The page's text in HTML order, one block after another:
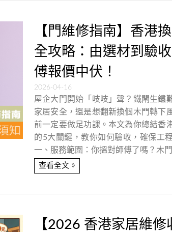
【門維修指南】香港
全攻略：由選材到驗
傅報價中伏！
2026-04-16
屋企大門開始「吱吱」聲？鐵閘生鏽
家居安全，還是想翻新換個木門轉下
前一定要做足功課。本文為你總結香
的5大關鍵，教你如何驗收，確保工
一、服務範圍：你搵對師傅了嗎？木
查看全文 »
【2026 香港家居維修